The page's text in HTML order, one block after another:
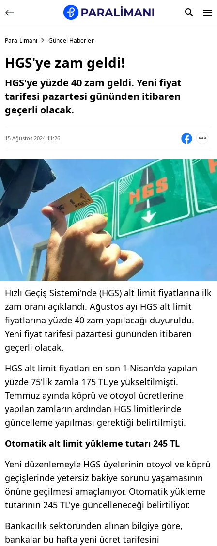
Para Limanı Güncel Haberler
HGS'ye zam geldi!
HGS'ye yüzde 40 zam geldi. Yeni fiyat
tarifesi pazartesi gününden itibaren
geçerli olacak.
15 Ağustos 2024 11:26
Hızlı Geçiş Sistemi'nde (HGS) alt limit fiyatlarına ilk
zam oranı açıklandı. Ağustos ayı HGS alt limit
fiyatlarına yüzde 40 zam yapılacağı duyuruldu.
Yeni fiyat tarifesi pazartesi gününden itibaren
geçerli olacak.
HGS alt limit fiyatları en son 1 Nisan'da yapılan
yüzde 75'lik zamla 175 TL'ye yükseltilmişti.
Temmuz ayında köprü ve otoyol ücretlerine
yapılan zamların ardından HGS limitlerinde
güncelleme yapılması gerektiği belirtilmişti.
Otomatik alt limit yükleme tutarı 245 TL
Yeni düzenlemeyle HGS üyelerinin otoyol ve köprü
geçişlerinde yetersiz bakiye sorunu yaşamasının
önüne geçilmesi amaçlanıyor. Otomatik yükleme
tutarının 245 TL'ye güncelleneceği belirtiliyor.
Bankacılık sektöründen alınan bilgiye göre,
bankalar bu hafta yeni ücret tarifesini